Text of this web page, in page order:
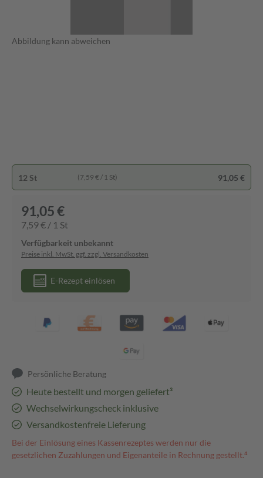
Abbildung kann abweichen
12 St (7,59 € / 1 St) 91,05 €
91,05 €
7,59 € / 1 St
Verfügbarkeit unbekannt
Preise inkl. MwSt. ggf. zzgl. Versandkosten
E-Rezept einlösen
Persönliche Beratung
Heute bestellt und morgen geliefert³
Wechselwirkungscheck inklusive
Versandkostenfreie Lieferung
Bei der Einlösung eines Kassenrezeptes werden nur die
gesetzlichen Zuzahlungen und Eigenanteile in Rechnung gestellt.⁴